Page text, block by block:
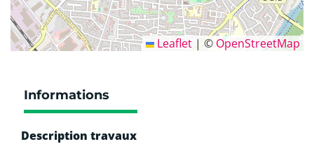
Leaflet |© OpenStreetMap
Informations
Description travaux